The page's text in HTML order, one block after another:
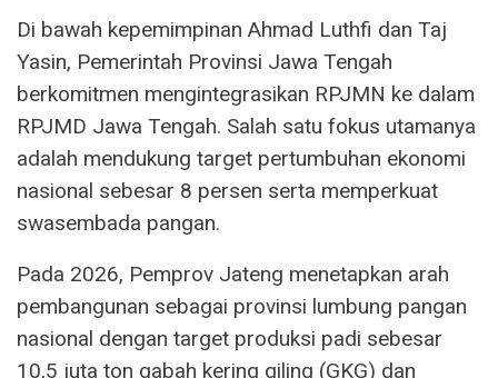
Di bawah kepemimpinan Ahmad Luthfi dan Taj
Yasin, Pemerintah Provinsi Jawa Tengah
berkomitmen mengintegrasikan RPJMN ke dalam
RPJMD Jawa Tengah. Salah satu fokus utamanya
adalah mendukung target pertumbuhan ekonomi
nasional sebesar 8 persen serta memperkuat
swasembada pangan.
Pada 2026, Pemprov Jateng menetapkan arah
pembangunan sebagai provinsi lumbung pangan
nasional dengan target produksi padi sebesar
10,5 juta ton gabah kering giling (GKG) dan